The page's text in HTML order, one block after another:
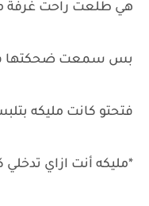
هي طلعت راحت غرفة
بس سمعت ضحكتها
فتحتو كانت مليكه
*مليكه أنت ازاي تدخلي